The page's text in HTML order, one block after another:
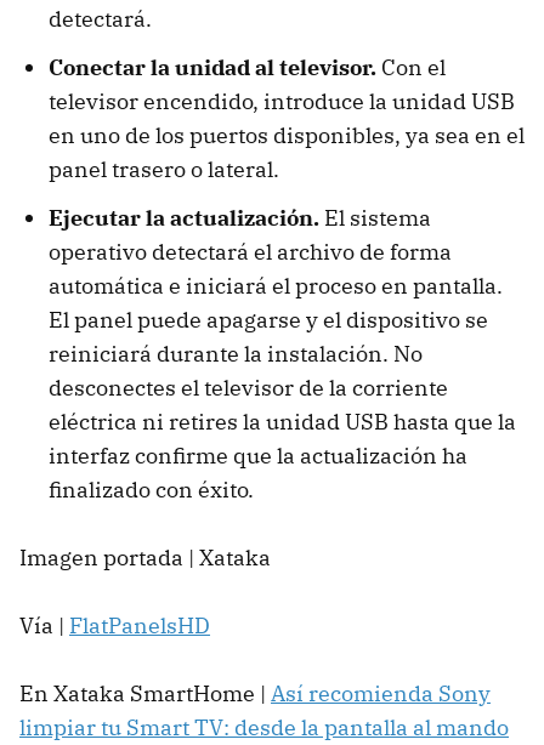
detectará.
Conectar la unidad al televisor. Con el
televisor encendido, introduce la unidad USB
en uno de los puertos disponibles, ya sea en el
panel trasero o lateral.
Ejecutar la actualización. El sistema
operativo detectará el archivo de forma
automática e iniciará el proceso en pantalla.
El panel puede apagarse y el dispositivo se
reiniciará durante la instalación. No
desconectes el televisor de la corriente
eléctrica ni retires la unidad USB hasta que la
interfaz confirme que la actualización ha
finalizado con éxito.
Imagen portada | Xataka
Vía | FlatPanelsHD
En Xataka SmartHome | Así recomienda Sony
limpiar tu Smart TV: desde la pantalla al mando